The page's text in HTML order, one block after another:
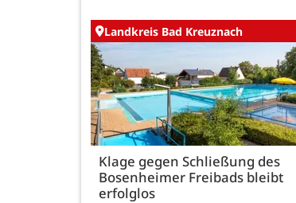
Landkreis Bad Kreuznach
Klage gegen Schließung des
Bosenheimer Freibads bleibt
erfolglos